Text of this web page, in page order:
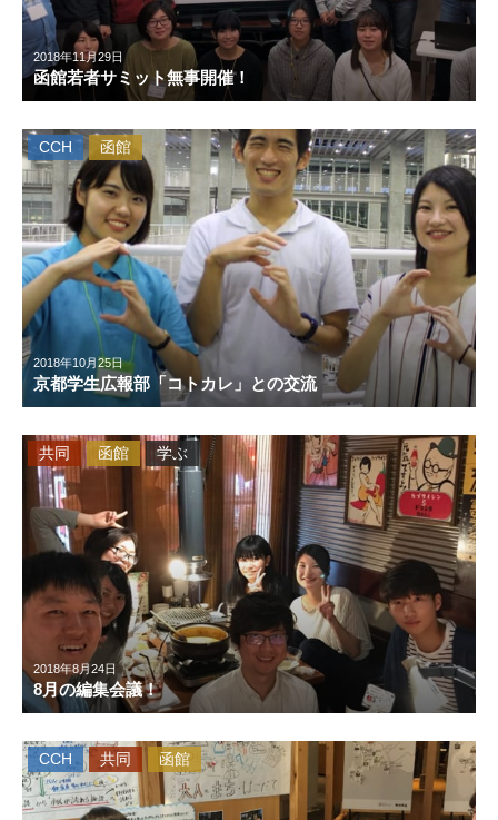
2018年11月29日
函館若者サミット無事開催！
2018年10月25日
京都学生広報部「コトカレ」との交流
CCH 函館
2018年8月24日
8月の編集会議！
共同 函館 学ぶ
CCH 共同 函館